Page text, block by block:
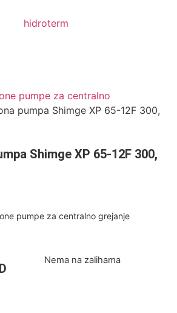
pumpe za centralno
pumpa Shimge XP 65-12F 300,
Shimge XP 65-12F 300,
pumpe za centralno grejanje
Nema na zalihama